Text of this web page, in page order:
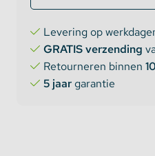
Levering op
GRATIS verzending
Retourneren binnen
5 jaargarantie